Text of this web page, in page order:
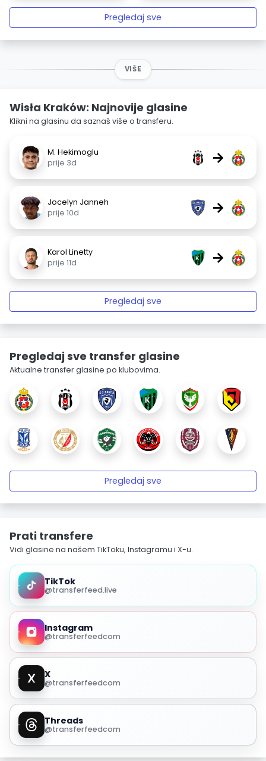
Pregledaj sve
VIŠE
Wisła Kraków: Najnovije glasine
Klikni na glasinu da saznaš više o transferu.
M. Hekimoglu
prije 3d
→
Jocelyn Janneh
prije 10d
→
Karol Linetty
prije 11d
→
Pregledaj sve
Pregledaj sve transfer glasine
Aktualne transfer glasine po klubovima.
Pregledaj sve
Prati transfere
Vidi glasine na našem TikToku, Instagramu i X-u.
TikTok
@transferfeed.live
Instagram
@transferfeedcom
X
@transferfeedcom
Threads
@transferfeedcom